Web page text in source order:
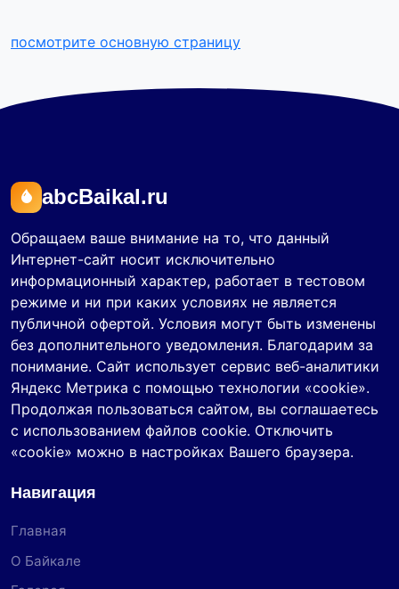
посмотрите основную страницу
abcBaikal.ru
Обращаем ваше внимание на то, что данный
Интернет-сайт носит исключительно
информационный характер, работает в тестовом
режиме и ни при каких условиях не является
публичной офертой. Условия могут быть изменены
без дополнительного уведомления. Благодарим за
понимание. Сайт использует сервис веб-аналитики
Яндекс Метрика с помощью технологии «cookie».
Продолжая пользоваться сайтом, вы соглашаетесь
с использованием файлов cookie. Отключить
«cookie» можно в настройках Вашего браузера.
Навигация
Главная
О Байкале